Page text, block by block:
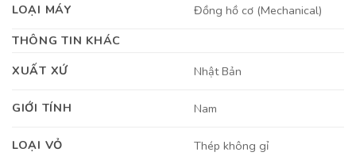
LOẠI MÁY
Đồng hồ cơ (Mechanical)
THÔNG TIN KHÁC
XUẤT XỨ
Nhật Bản
GIỚI TÍNH Nam
LOẠI VỎ Thép không gỉ